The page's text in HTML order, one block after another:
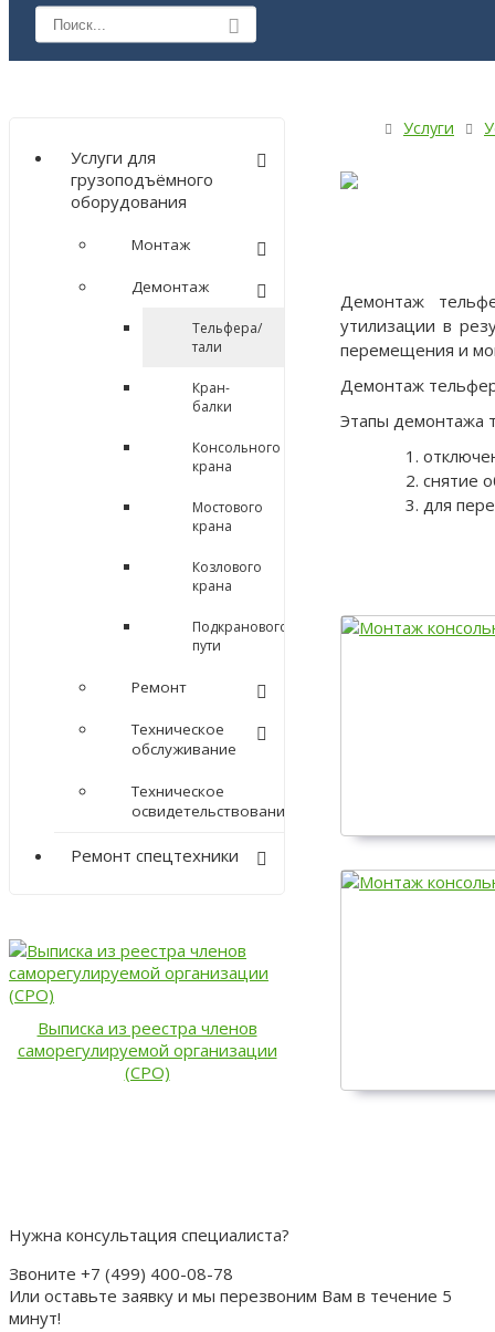
Услуги для
грузоподъёмного
оборудования
Монтаж
Демонтаж
Тельфера/
тали
Кран-
балки
Консольного
крана
Мостового
крана
Козлового
крана
Подкранового
пути
Ремонт
Техническое
обслуживание
Техническое
освидетельствование
Ремонт спецтехники
Выписка из реестра членов
саморегулируемой организации
(СРО)
Услуги
Демонтаж
утилизации в
перемещения и
Демонтаж
Этапы демонтажа
снятие
для
Нужна консультация специалиста?
Звоните +7 (499) 400-08-78
Или оставьте заявку и мы перезвоним Вам в течение 5
минут!